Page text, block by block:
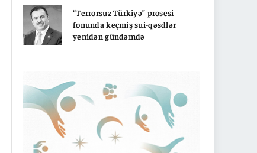
“Terrorsuz Türkiyə” prosesi
fonunda keçmiş sui-qəsdlər
yenidən gündəmdə